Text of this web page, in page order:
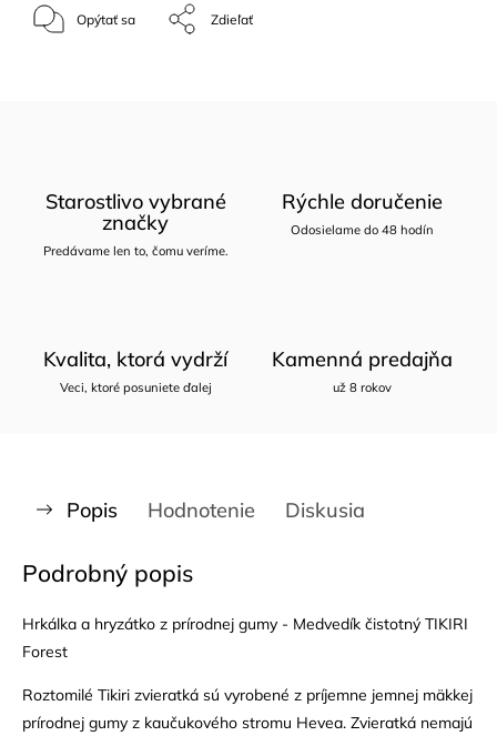
Opýtať sa Zdieľať
Starostlivo vybrané
značky
Predávame len to, čomu veríme.
Rýchle doručenie
Odosielame do 48 hodín
Kvalita, ktorá vydrží
Veci, ktoré posuniete ďalej
Kamenná predajňa
už 8 rokov
Popis Hodnotenie Diskusia
Podrobný popis
Hrkálka a hryzátko z prírodnej gumy - Medvedík čistotný TIKIRI
Forest
Roztomilé Tikiri zvieratká sú vyrobené z príjemne jemnej mäkkej
prírodnej gumy z kaučukového stromu Hevea. Zvieratká nemajú